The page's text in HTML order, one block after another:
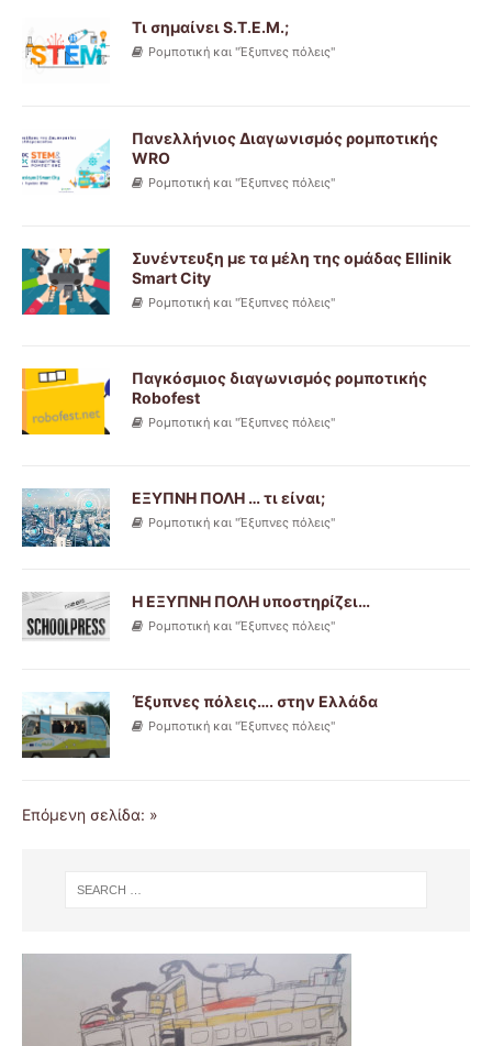
Τι σημαίνει S.T.E.M.;
Ρομποτική και "Έξυπνες πόλεις"
Πανελλήνιος Διαγωνισμός ρομποτικής
WRO
Ρομποτική και "Έξυπνες πόλεις"
Συνέντευξη με τα μέλη της ομάδας Ellinik
Smart City
Ρομποτική και "Έξυπνες πόλεις"
Παγκόσμιος διαγωνισμός ρομποτικής
Robofest
Ρομποτική και "Έξυπνες πόλεις"
ΕΞΥΠΝΗ ΠΟΛΗ … τι είναι;
Ρομποτική και "Έξυπνες πόλεις"
Η ΕΞΥΠΝΗ ΠΟΛΗ υποστηρίζει…
Ρομποτική και "Έξυπνες πόλεις"
Έξυπνες πόλεις…. στην Ελλάδα
Ρομποτική και "Έξυπνες πόλεις"
Επόμενη σελίδα: »